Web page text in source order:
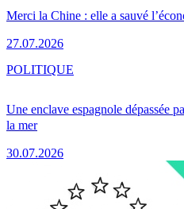
Merci la Chine : elle a sauvé
27.07.2026
Une enclave espagnole dépassée
la mer
30.07.2026
POLITIQUE